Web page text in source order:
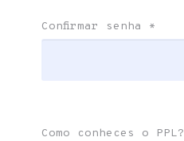
Confirmar senha *
Como conheces o PPL?